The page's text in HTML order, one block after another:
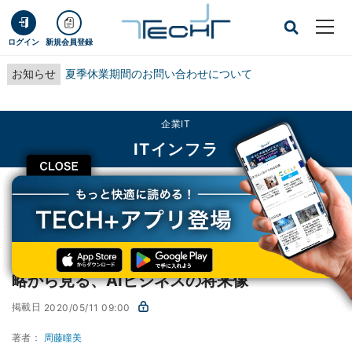
ログイン 新規会員登録
お知らせ 夏季休業期間のお問い合わせについて
CLOSE
企業IT
ITインフラ
TECH+ 企業IT
ITインフラ
DMM.comが買収したAI企業・AlgoAgeの戦略から見る、AIビジネスの将来像
DMM.comが買収したAI企業・AlgoAgeの戦
略から見る、AIビジネスの将来像
掲載日 2020/05/11 09:00
著者： 周藤瞳美